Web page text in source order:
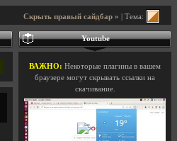
Скрыть правый сайдбар » | Тема:
Youtube
ВАЖНО: Некоторые плагины в вашем
браузере могут скрывать ссылки на
скачивание.